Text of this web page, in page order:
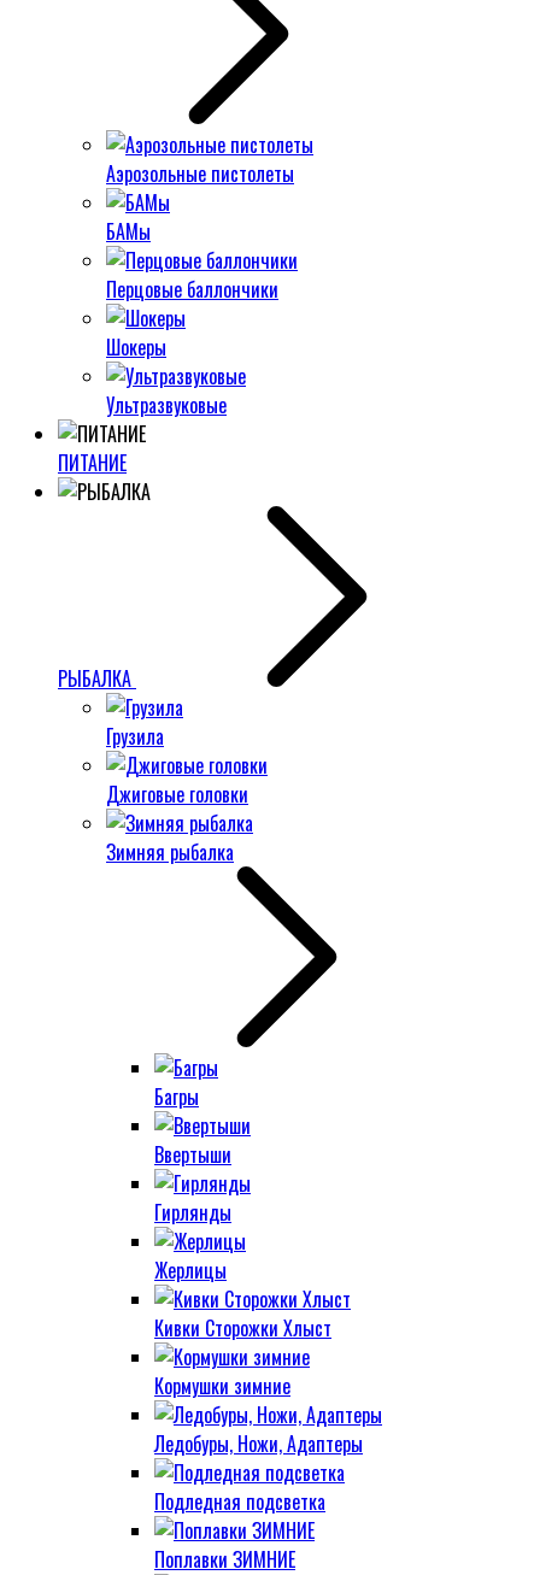
Аэрозольные пистолеты
БАМы
Перцовые баллончики
Шокеры
Ультразвуковые
ПИТАНИЕ
РЫБАЛКА
Грузила
Джиговые головки
Зимняя рыбалка
Багры
Ввертыши
Гирлянды
Жерлицы
Кивки Сторожки Хлыст
Кормушки зимние
Ледобуры, Ножи, Адаптеры
Подледная подсветка
Поплавки ЗИМНИЕ